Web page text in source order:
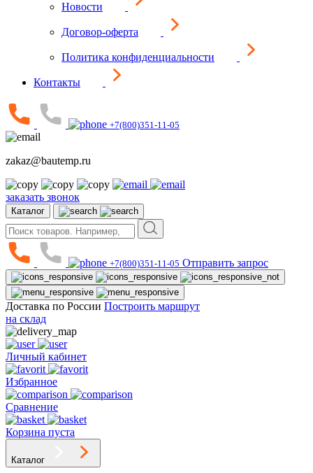
Новости
Договор-оферта
Политика конфиденциальности
Контакты
+7(800)351-11-05
zakaz@bautemp.ru
заказать звонок
Каталог
+7(800)351-11-05 Отправить запрос
Доставка по России Построить маршрут
на склад
Личный кабинет
Избранное
Сравнение
Корзина пуста
Каталог